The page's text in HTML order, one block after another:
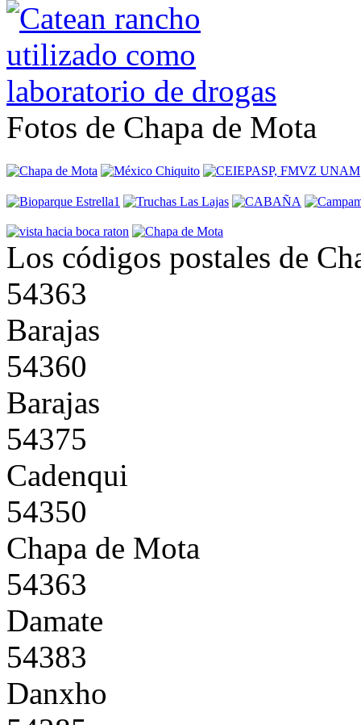
Fotos de Chapa de Mota
Los códigos postales de
54363
Barajas
54360
Barajas
54375
Cadenqui
54350
Chapa de Mota
54363
Damate
54383
Danxho